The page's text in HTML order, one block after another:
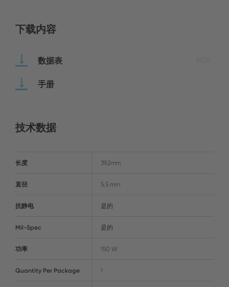
下载内容
数据表
手册
技术数据
长度 39.2mm
直径 5.5 mm
抗静电 是的
Mil-Spec 是的
功率 150 W
Quantity Per Package 1